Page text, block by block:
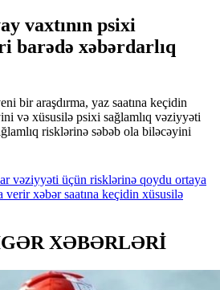
vaxtının psixi
barədə xəbərdarlıq
bir araşdırma, yaz saatına keçidin
və xüsusilə psixi sağlamlıq vəziyyəti
risklərinə səbəb ola biləcəyini
vəziyyəti üçün risklərinə qoydu ortaya
verirxəbərsaatına keçidin xüsusilə
XƏBƏRLƏRİ